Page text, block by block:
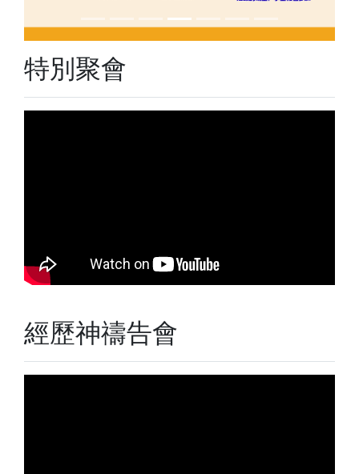
特別聚會
經歷神禱告會